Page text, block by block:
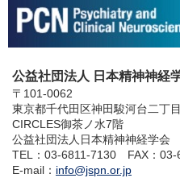
公益社団法人 日本精神神経
〒101-0062
東京都千代田区神田駿河台二丁
CIRCLES御茶ノ水7階
公益社団法人日本精神神経学会
TEL：03-6811-7130 FAX：03-
E-mail： info@jspn.or.jp